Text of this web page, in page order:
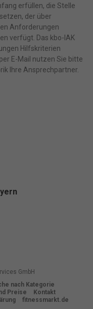
erfüllen, die Stelle
der über
Anforderungen
verfügt. Das kbo-IAK
Hilfskriterien
E-Mail nutzen Sie bitte
Ihre Ansprechpartner.
GmbH
nach Kategorie
Preise
Kontakt
fitnessmarkt.de
Speichern
oder Publishern